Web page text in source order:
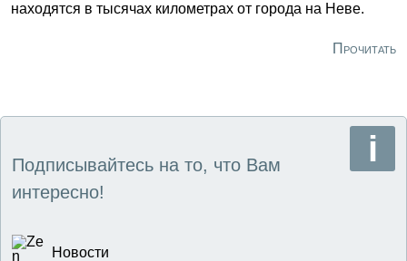
находятся в тысячах километрах от города на Неве.
Прочитать
Подписывайтесь на то, что Вам
интересно!
Новости